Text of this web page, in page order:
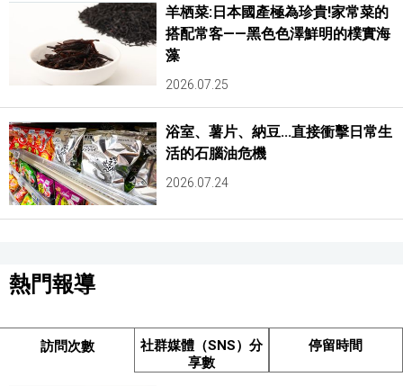
羊栖菜:日本國產極為珍貴!家常菜的
搭配常客——黑色色澤鮮明的樸實海
藻
2026.07.25
浴室、薯片、納豆...直接衝擊日常生
活的石腦油危機
2026.07.24
熱門報導
訪問次數
社群媒體（SNS）分
享數
停留時間